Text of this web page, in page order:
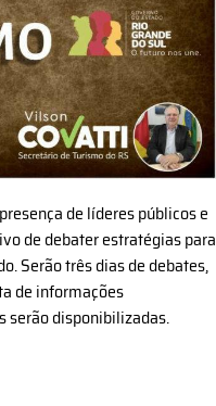
de líderes públicos e
de debater estratégias para
Serão três dias de debates,
de informações
serão disponibilizadas.